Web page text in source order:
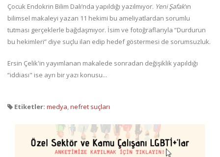
Çocuk Endokrin Bilim Dalı’nda yapıldığı yazılmıyor. Yeni Şafak’ın
bilimsel makaleyi yazan 11 hekimi bu ameliyatlardan sorumlu
tutması gerçeklerle bağdaşmıyor. İsim ve fotoğraflarıyla “Durdurun
bu hekimleri” diye suçlu ilan edip hedef göstermesi de sorumsuzluk.
Ersin Çelik'in yayımlanan makalede sonradan değişiklik yapıldığı
“iddiası" ise ayrı bir yazı konusu...
Etiketler: medya,nefret suçları